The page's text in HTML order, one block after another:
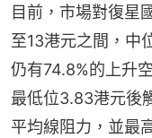
目前，市場對復星
至13港元之間，中
仍有74.8%的上升
最低位3.83港元後
平均線阻力，並最